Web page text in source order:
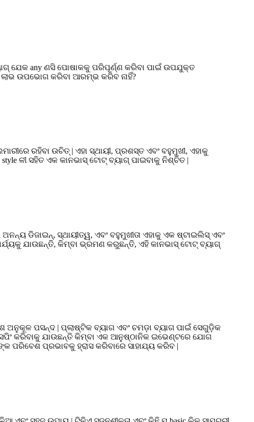
ଯେକ any ଣସି ପୋଷାକକୁ ପରିପୂର୍ଣ୍ଣ କରିବା ପାଇଁ ଉପଯୁକ୍ତ
ଉପଭୋଗ କରିବା ଆରମ୍ଭ କରିବ ନାହିଁ?
ରହିବା ଉଚିତ୍ | ଏହା ସ୍ଥାୟୀ, ପ୍ରଶସ୍ତ ଏବଂ ବହୁମୁଖୀ, ଏହାକୁ
ଳୀ ସହିତ ଏକ କାନଭାସ୍ ଟୋଟ୍ ବ୍ୟାଗ୍ ପାଇବାକୁ ନିଶ୍ଚିତ |
ଡିଜାଇନ୍, ସ୍ଥାୟୀତ୍ୱ, ଏବଂ ବହୁମୁଖୀତା ଏହାକୁ ଏକ ଷ୍ଟାଇଲିସ୍ ଏବଂ
ଯାଉଛନ୍ତି, କିମ୍ବା ଭ୍ରମଣ କରୁଛନ୍ତି, ଏହି କାନଭାସ୍ ଟୋଟ୍ ବ୍ୟାଗ୍
ଅନୁକୂଳ ପସନ୍ଦ | ପ୍ଲାଷ୍ଟିକ ବ୍ୟାଗ ଏବଂ ଚମଡ଼ା ବ୍ୟାଗ ପାଇଁ ସେଗୁଡ଼ିକ
କରିବାକୁ ଯାଉଛନ୍ତି କିମ୍ବା ଏକ ଆନୁଷ୍ଠାନିକ ଇଭେଣ୍ଟରେ ଯୋଗ
ପ୍ରଭାବକୁ ହ୍ରାସ କରିବାରେ ସାହାଯ୍ୟ କରିବ |